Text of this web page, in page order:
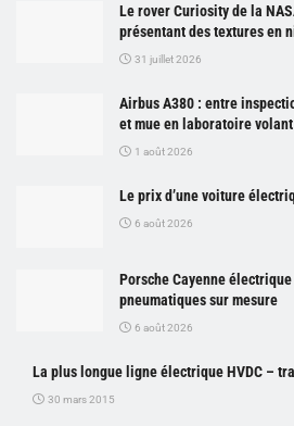
Le rover Curiosity de la
présentant des textures en
31 juillet 2026
Airbus A380 : entre
et mue en laboratoire volant
1 août 2026
Le prix d’une voiture
6 août 2026
Porsche Cayenne
pneumatiques sur mesure
6 août 2026
La plus longue ligne électrique HVDC –
30 mars 2015